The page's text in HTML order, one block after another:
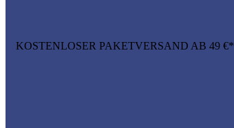
KOSTENLOSER PAKETVERSAND AB 49 €*